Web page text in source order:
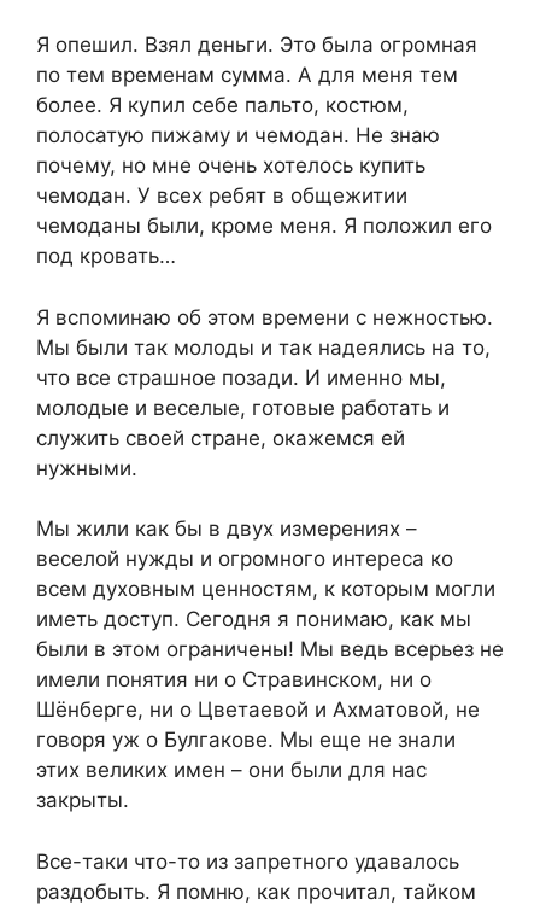
Я опешил. Взял деньги. Это была огромная
по тем временам сумма. А для меня тем
более. Я купил себе пальто, костюм,
полосатую пижаму и чемодан. Не знаю
почему, но мне очень хотелось купить
чемодан. У всех ребят в общежитии
чемоданы были, кроме меня. Я положил его
под кровать…
Я вспоминаю об этом времени с нежностью.
Мы были так молоды и так надеялись на то,
что все страшное позади. И именно мы,
молодые и веселые, готовые работать и
служить своей стране, окажемся ей
нужными.
Мы жили как бы в двух измерениях –
веселой нужды и огромного интереса ко
всем духовным ценностям, к которым могли
иметь доступ. Сегодня я понимаю, как мы
были в этом ограничены! Мы ведь всерьез не
имели понятия ни о Стравинском, ни о
Шёнберге, ни о Цветаевой и Ахматовой, не
говоря уж о Булгакове. Мы еще не знали
этих великих имен – они были для нас
закрыты.
Все-таки что-то из запретного удавалось
раздобыть. Я помню, как прочитал, тайком